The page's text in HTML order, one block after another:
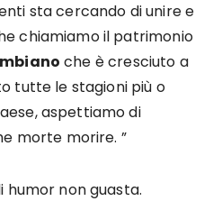
sta cercando di unire e
chiamiamo il patrimonio
che è cresciuto a
tutte le stagioni più o
aspettiamo di
morte morire. ”
humor non guasta.